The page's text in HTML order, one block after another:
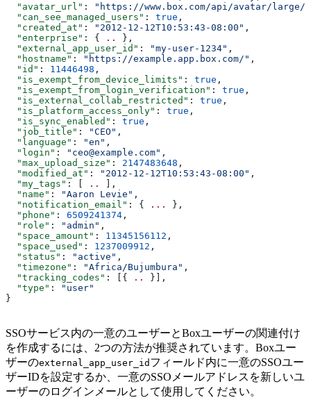
  "avatar_url"
:
"https://www.box.com/api/avatar/large/
  "can_see_managed_users"
: true ,
  "created_at"
: "2012-12-12T10:53:43-08:00" ,
  "enterprise"
: { ..
},
  "external_app_user_id"
: "my-user-1234" ,
  "hostname"
: "https://example.app.box.com/" ,
  "id"
: 11446498 ,
  "is_exempt_from_device_limits"
: true ,
  "is_exempt_from_login_verification"
: true ,
  "is_external_collab_restricted"
: true ,
  "is_platform_access_only"
: true ,
  "is_sync_enabled"
: true ,
  "job_title"
: "CEO" ,
  "language"
: "en" ,
  "login"
: "ceo@example.com" ,
  "max_upload_size"
: 2147483648 ,
  "modified_at"
: "2012-12-12T10:53:43-08:00" ,
  "my_tags"
: [ ..
],
  "name"
: "Aaron Levie" ,
  "notification_email"
: { ...
},
  "phone"
: 6509241374 ,
  "role"
: "admin" ,
  "space_amount"
: 11345156112 ,
  "space_used"
: 1237009912 ,
  "status"
: "active" ,
  "timezone"
: "Africa/Bujumbura" ,
  "tracking_codes"
: [{ ..
}],
  "type"
:
"user"
}
SSOサービス内の一意のユーザーとBoxユーザーの関連付け
を作成するには、2つの方法が推奨されています。Boxユー
ザーのexternal_app_user_id フィールド内に一意のSSOユー
ザーIDを設定するか、一意のSSOメールアドレスを新しいユ
ーザーのログインメールとして使用してください。